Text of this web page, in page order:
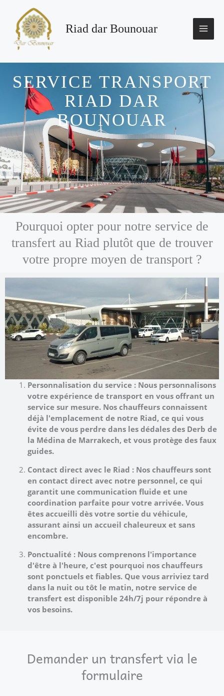
contenu
Riad dar Bounouar
SERVICE TRANSPORT
RIAD DAR
BOUNOUAR
Pourquoi opter pour notre service de
transfert au Riad plutôt que de trouver
votre propre moyen de transport ?
Personnalisation du service : Nous personnalisons
votre expérience de transport en vous offrant un
service sur mesure. Nos chauffeurs connaissent
déjà l'emplacement de notre Riad, ce qui vous
évite de vous perdre dans les dédales des Derb de
la Médina de Marrakech, et vous protège des faux
guides.
Contact direct avec le Riad : Nos chauffeurs sont
en contact direct avec notre personnel, ce qui
garantit une communication fluide et une
coordination parfaite pour votre arrivée. Vous
êtes accueilli dès votre sortie du véhicule,
assurant ainsi un accueil chaleureux et sans
encombre.
Ponctualité : Nous comprenons l'importance
d'être à l'heure, c'est pourquoi nos chauffeurs
sont ponctuels et fiables. Que vous arriviez tard
dans la nuit ou tôt le matin, notre service de
transfert est disponible 24h/7j pour répondre à
vos besoins.
Demander un transfert via le
formulaire